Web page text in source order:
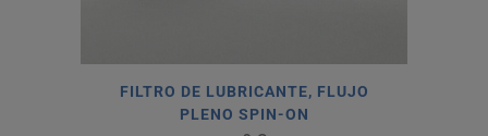
FILTRO DE LUBRICANTE, FLUJO
PLENO SPIN-ON